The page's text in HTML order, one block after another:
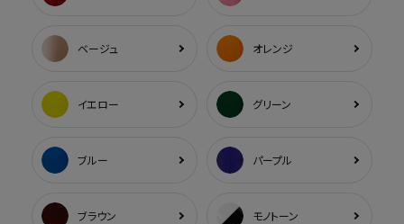
ベージュ オレンジ
イエロー グリーン
ブルー パープル
ブラウン モノトーン